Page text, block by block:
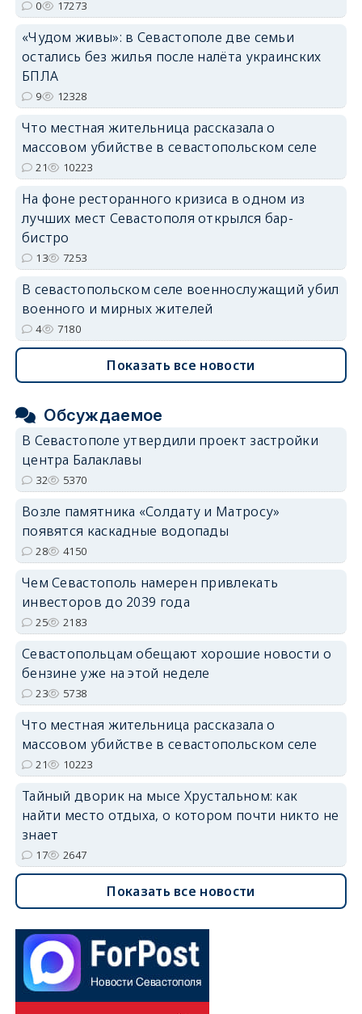
erid: 2SDnjdvhGXG
0 17273
«Чудом живы»: в Севастополе две семьи
остались без жилья после налёта украинских
БПЛА
9 12328
Что местная жительница рассказала о
массовом убийстве в севастопольском селе
21 10223
На фоне ресторанного кризиса в одном из
лучших мест Севастополя открылся бар-
бистро
13 7253
В севастопольском селе военнослужащий убил
военного и мирных жителей
4 7180
Показать все новости
Обсуждаемое
В Севастополе утвердили проект застройки
центра Балаклавы
32 5370
Возле памятника «Солдату и Матросу»
появятся каскадные водопады
28 4150
Чем Севастополь намерен привлекать
инвесторов до 2039 года
25 2183
Севастопольцам обещают хорошие новости о
бензине уже на этой неделе
23 5738
Что местная жительница рассказала о
массовом убийстве в севастопольском селе
21 10223
Тайный дворик на мысе Хрустальном: как
найти место отдыха, о котором почти никто не
знает
17 2647
Показать все новости